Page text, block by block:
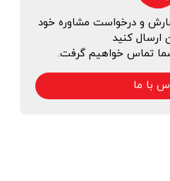
و درخواست مشاوره خود
ارسال کنید
تماس خواهیم گرفت.
با ما